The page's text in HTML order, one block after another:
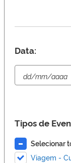
Data:
Tipos de
Selecionar
Viagem -